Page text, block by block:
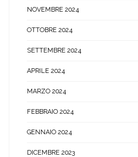
NOVEMBRE 2024
OTTOBRE 2024
SETTEMBRE 2024
APRILE 2024
MARZO 2024
FEBBRAIO 2024
GENNAIO 2024
DICEMBRE 2023